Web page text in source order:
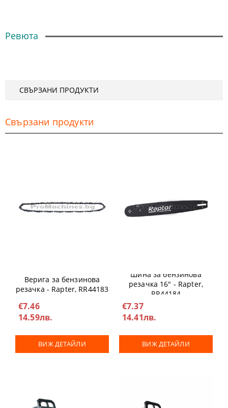
Ревюта
СВЪРЗАНИ ПРОДУКТИ
Свързани продукти
Верига за бензинова
резачка - Rapter, RR44183
€7.46
14.59лв.
ВИЖ ДЕТАЙЛИ
Шина за бензинова
резачка 16" - Rapter,
RR44184
€7.37
14.41лв.
ВИЖ ДЕТАЙЛИ